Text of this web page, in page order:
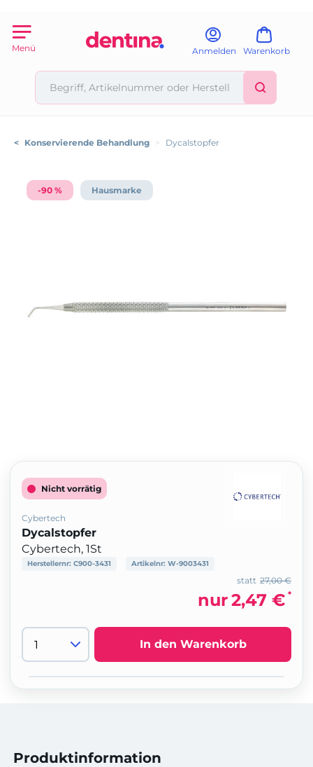
Menü Anmelden Warenkorb
< Konservierende Behandlung > Dycalstopfer
-90 % Hausmarke
Nicht vorrätig
Cybertech
Dycalstopfer
Cybertech, 1St
Herstellernr: C900-3431 Artikelnr: W-9003431
27,00 €
statt
nur2,47 € *
In den Warenkorb
Produktinformation